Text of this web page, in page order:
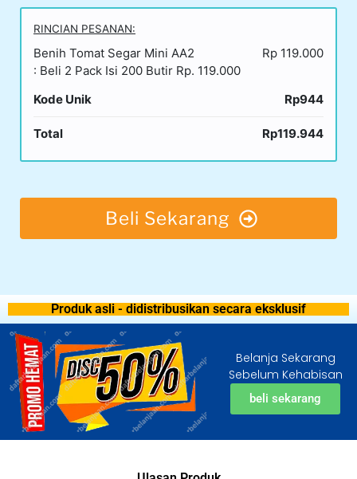
RINCIAN PESANAN:
Benih Tomat Segar Mini AA2
: Beli 2 Pack Isi 200 Butir Rp. 119.000
Rp 119.000
Kode Unik Rp944
Total Rp119.944
Beli Sekarang
Produk asli - didistribusikan secara eksklusif
Belanja Sekarang
Sebelum Kehabisan
beli sekarang